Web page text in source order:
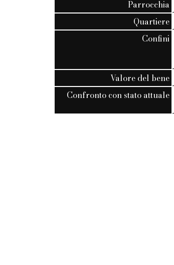
Parrocchia
Quartiere
Confini
Valore del bene
Confronto con stato attuale